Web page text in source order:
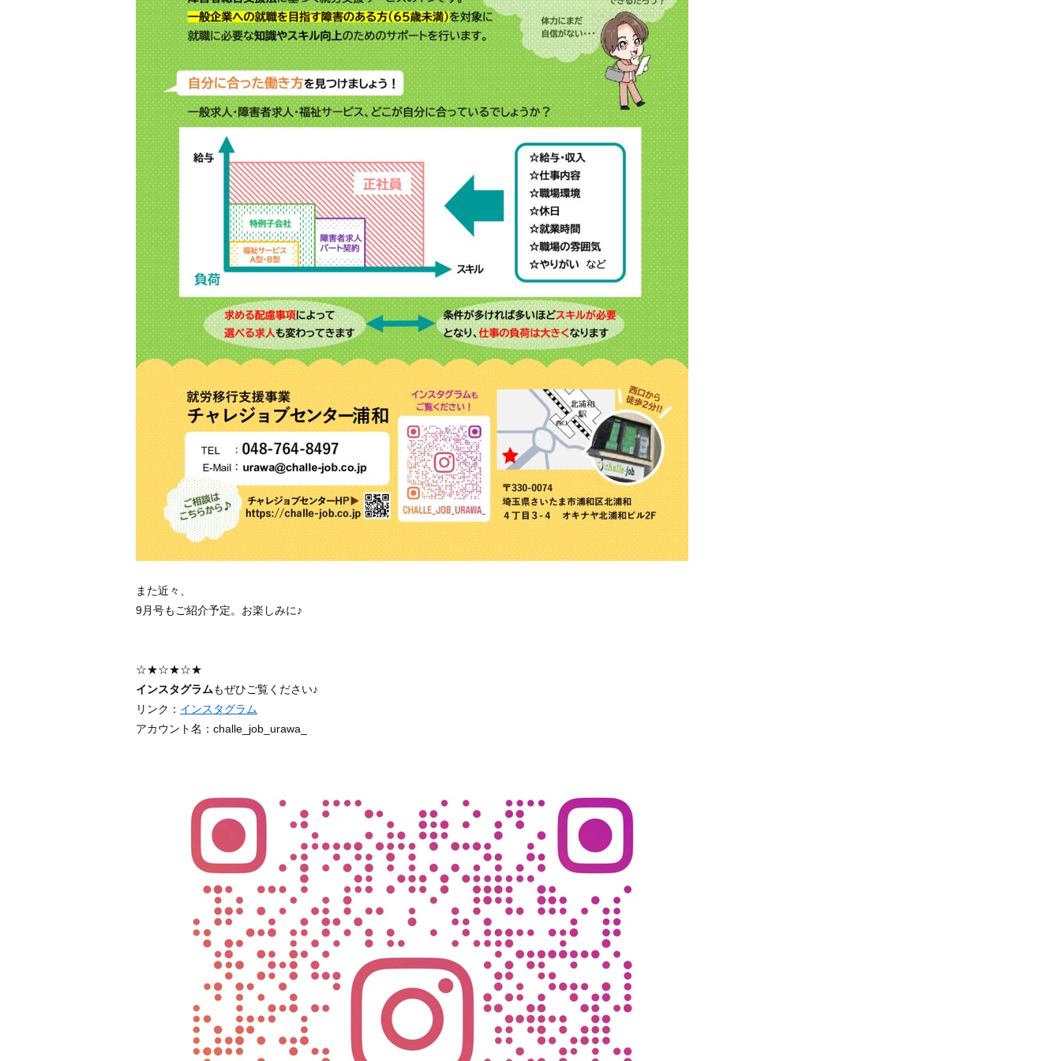
また近々、
9月号もご紹介予定。お楽しみに♪
☆★☆★☆★
インスタグラムもぜひご覧ください♪
リンク： インスタグラム
アカウント名：challe_job_urawa_